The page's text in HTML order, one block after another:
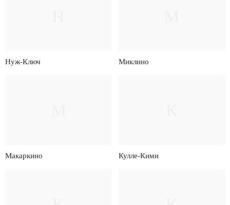
Нуж-Ключ Миклино
Макаркино Кулле-Кими